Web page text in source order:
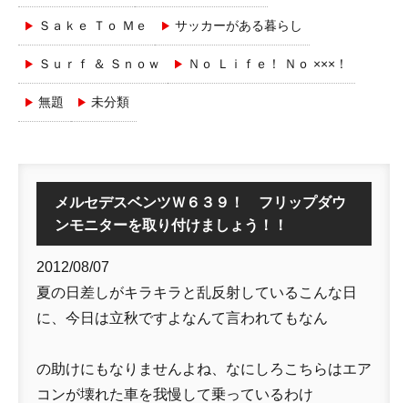
Ｓａｋｅ Ｔｏ Ｍｅ サッカーがある暮らし
Ｓｕｒｆ ＆ Ｓｎｏｗ Ｎｏ Ｌｉｆｅ！ Ｎｏ ×××！
無題 未分類
メルセデスベンツＷ６３９！ フリップダウ
ンモニターを取り付けましょう！！
2012/08/07
夏の日差しがキラキラと乱反射しているこんな日
に、今日は立秋ですよなんて言われてもなん
の助けにもなりませんよね、なにしろこちらはエア
コンが壊れた車を我慢して乗っているわけ